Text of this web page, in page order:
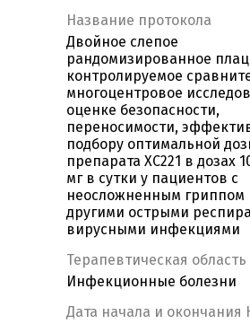
Название протокола
Двойное слепое
рандомизированное
контролируемое
многоцентровое
оценке безопасности,
переносимости,
подбору оптимальной
препарата ХС221 в дозах
мг в сутки у пациентов с
неосложненным гриппом
другими острыми
вирусными инфекциями
Терапевтическая область
Инфекционные болезни
Дата начала и окончания